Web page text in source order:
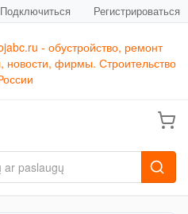
Подключиться Регистрироваться